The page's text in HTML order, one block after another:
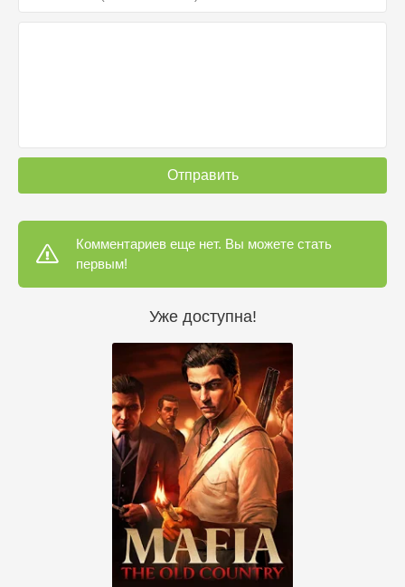
Отправить
Комментариев еще нет. Вы можете стать
первым!
Уже доступна!